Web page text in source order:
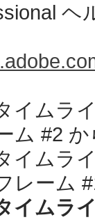
イムラ
ム #2
イムラ
レーム
イムラ